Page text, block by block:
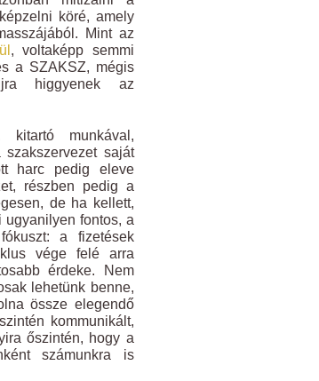
köré, amely
Mint az
, voltaképp semmi
a SZAKSZ, mégis
higgyenek az
munkával,
saját
harc pedig eleve
részben pedig a
de ha kellett,
fontos, a
a fizetések
vége felé arra
érdeke. Nem
lehetünk benne,
össze elegendő
kommunikált,
őszintén, hogy a
számunkra is